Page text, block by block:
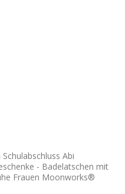
Abi
- Badelatschen mit
Frauen Moonworks®